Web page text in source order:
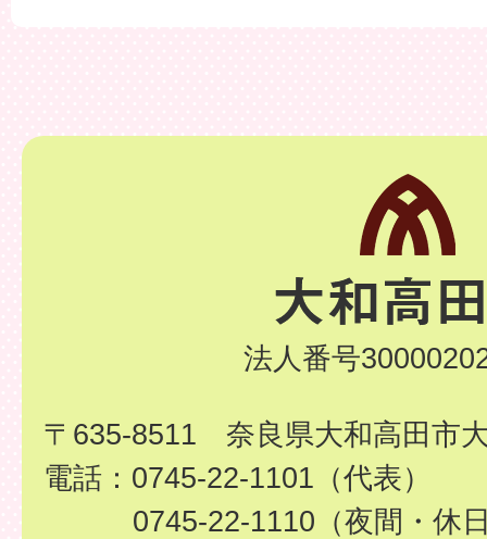
法人番号
〒635-8511 奈良県大和高田市
電話：0745-22-1101（代表）
0745-22-1110（夜間・休